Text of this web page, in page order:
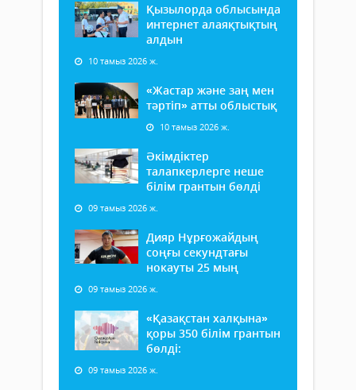
Қызылорда облысында
интернет алаяқтықтың
алдын
10 тамыз 2026 ж.
«Жастар және заң мен
тәртіп» атты облыстық
10 тамыз 2026 ж.
Әкімдіктер
талапкерлерге неше
білім грантын бөлді
09 тамыз 2026 ж.
Дияр Нұрғожайдың
соңғы секундтағы
нокауты 25 мың
09 тамыз 2026 ж.
«Қазақстан халқына»
қоры 350 білім грантын
бөлді:
09 тамыз 2026 ж.